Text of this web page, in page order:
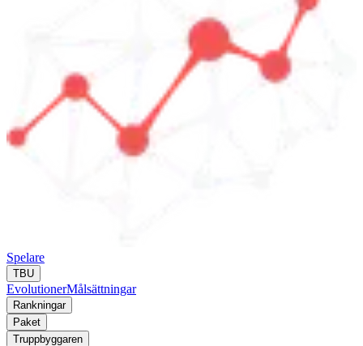
Spelare
TBU
EvolutionerMålsättningar
Rankningar
Paket
Truppbyggaren